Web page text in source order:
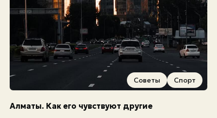
Советы Спорт
Алматы. Как его чувствуют другие